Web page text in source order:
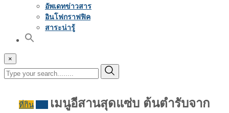
อัพเดทข่าวสาร
อินโฟกราฟฟิค
สาระน่ารู้
×
ที่กิน
เมนูอีสานสุดแซ่บ ต้นตำรับจาก